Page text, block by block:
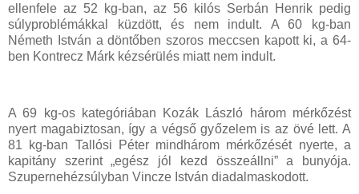
ellenfele az 52 kg-ban, az 56 kilós Serbán Henrik pedig
súlyproblémákkal küzdött, és nem indult. A 60 kg-ban
Németh István a döntőben szoros meccsen kapott ki, a 64-
ben Kontrecz Márk kézsérülés miatt nem indult.
A 69 kg-os kategóriában Kozák László három mérkőzést
nyert magabiztosan, így a végső győzelem is az övé lett. A
81 kg-ban Tallósi Péter mindhárom mérkőzését nyerte, a
kapitány szerint „egész jól kezd összeállni” a bunyója.
Szupernehézsúlyban Vincze István diadalmaskodott.